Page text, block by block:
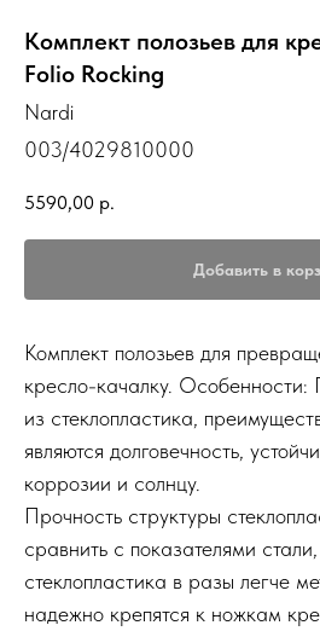
Комплект полозьев для
Folio Rocking
Nardi
003/4029810000
5590,00 р.
Добавить в
Комплект полозьев для
кресло-качалку. Особенности:
из стеклопластика,
являются долговечность,
коррозии и солнцу.
Прочность структуры
сравнить с показателями
стеклопластика в разы легче
надежно крепятся к ножкам